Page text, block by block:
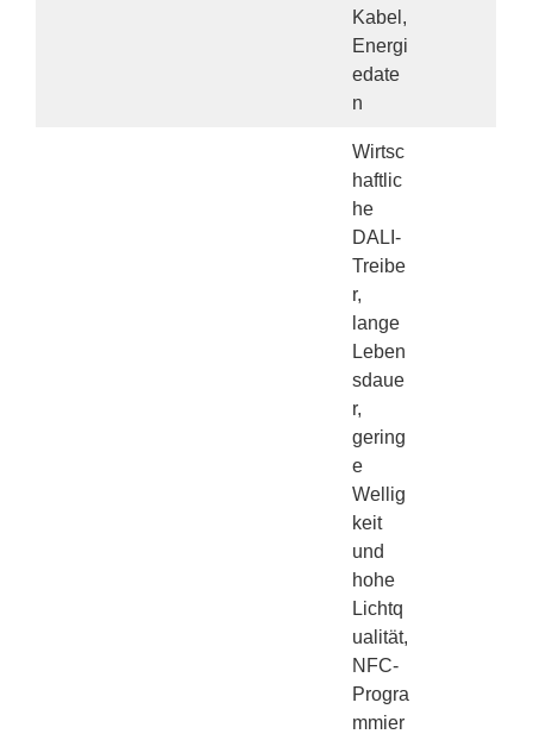
Kabel,
Energi
edate
n
Wirtsc
haftlic
he
DALI-
Treibe
r,
lange
Leben
sdaue
r,
gering
e
Wellig
keit
und
hohe
Lichtq
ualität,
NFC-
Progra
mmier